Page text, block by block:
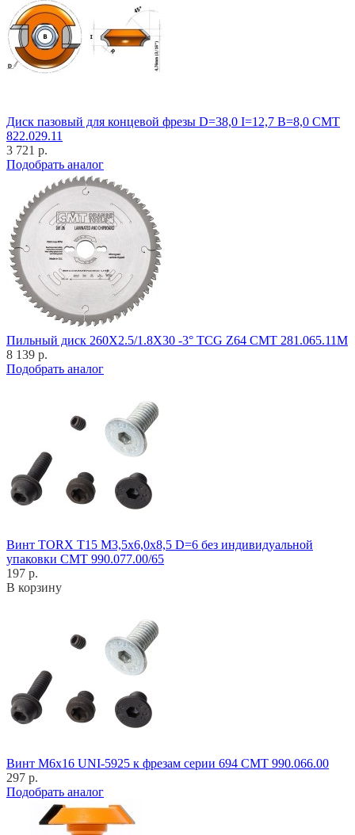
Диск пазовый для концевой фрезы D=38,0 I=12,7 B=8,0 CMT
822.029.11
3 721 р.
Подобрать аналог
Пильный диск 260X2.5/1.8X30 -3° TCG Z64 CMT 281.065.11M
8 139 р.
Подобрать аналог
Винт TORX T15 M3,5x6,0x8,5 D=6 без индивидуальной
упаковки CMT 990.077.00/65
197 р.
В корзину
Винт M6x16 UNI-5925 к фрезам серии 694 CMT 990.066.00
297 р.
Подобрать аналог